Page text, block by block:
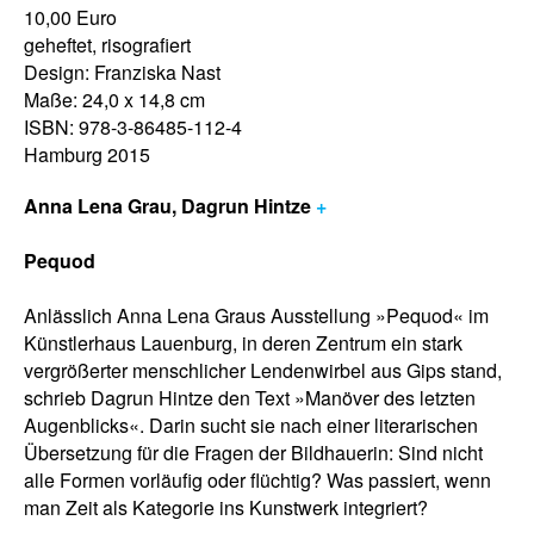
Anna Lena Grau, Dagrun Hintze +
Pequod
Anlässlich Anna Lena Graus Ausstellung »Pequod« im
Künstlerhaus Lauenburg, in deren Zentrum ein stark
vergrößerter menschlicher Lendenwirbel aus Gips stand,
schrieb Dagrun Hintze den Text »Manöver des letzten
Augenblicks«. Darin sucht sie nach einer literarischen
Übersetzung für die Fragen der Bildhauerin: Sind nicht
alle Formen vorläufig oder flüchtig? Was passiert, wenn
man Zeit als Kategorie ins Kunstwerk integriert?
10,00 Euro
geheftet, risografiert
Design: Franziska Nast
Maße: 24,0 x 14,8 cm
ISBN: 978-3-86485-112-4
Hamburg 2015